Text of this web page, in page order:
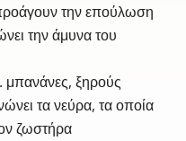
την επούλωση
την άμυνα του
μπανάνες, ξηρούς
τα νεύρα, τα οποία
ζωστήρα